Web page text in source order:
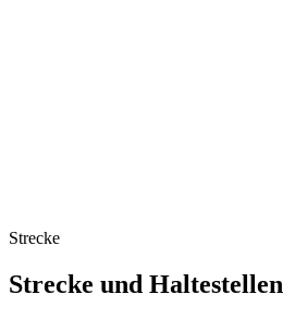
Strecke
Strecke und Haltestellen